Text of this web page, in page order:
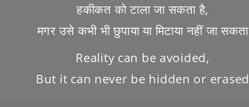
हकीकत को टाला जा सकता है,
मगर उसे कभी भी छुपाया या मिटाया नहीं जा सकता
Reality can be avoided,
But it can never be hidden or erased